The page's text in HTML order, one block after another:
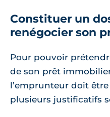
Constituer un
renégocier son
Pour pouvoir
de son prêt
l’emprunteur doit être
plusieurs justificatifs